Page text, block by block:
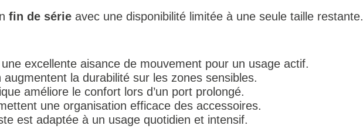
fin de série avec une disponibilité limitée à une seule taille restante.
excellente aisance de mouvement pour un usage actif.
la durabilité sur les zones sensibles.
améliore le confort lors d’un port prolongé.
une organisation efficace des accessoires.
est adaptée à un usage quotidien et intensif.